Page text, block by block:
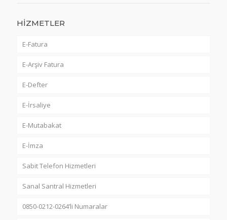
HİZMETLER
E-Fatura
E-Arşiv Fatura
E-Defter
E-İrsaliye
E-Mutabakat
E-İmza
Sabit Telefon Hizmetleri
Sanal Santral Hizmetleri
0850-0212-0264’li Numaralar